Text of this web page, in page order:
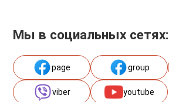
Мы в социальных сетях:
page group
viber youtube